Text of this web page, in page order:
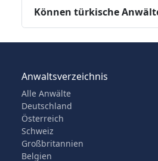
Können türkische
Anwaltsverzeichnis
Alle Anwälte
Deutschland
Österreich
Schweiz
Großbritannien
Belgien